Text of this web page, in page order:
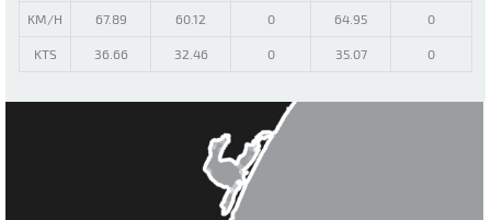
KM/H 67.89 60.12 0 64.95 0
KTS 36.66 32.46 0 35.07 0